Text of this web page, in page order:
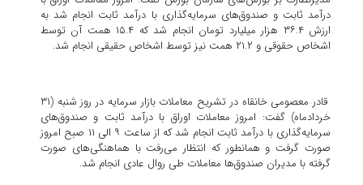
درآمد ثابت و صندوق‌های سرمایه‌گذاری با درآمد ثابت انجام شد به
ارزش ۳۶.۴ هزار میلیارد تومان انجام شد که ۱۵.۴ همت آن توسط
اشخاص حقوقی و ۲۱.۲ همت نیز توسط اشخاص حقیقی انجام شد.
قادر معصومی خانقاه در تشریح معاملات بازار سرمایه در روز شنبه (۳۱
خردادماه) گفت: امروز معاملات اوراق با درآمد ثابت و صندوق‌های
سرمایه‌گذاری با درآمد ثابت انجام شد که از ساعت ۹ الی ۱۱ صبح امروز
صورت گرفت و همانطور که انتظار می‌رفت با هماهنگی‌های صورت
گرفته با مدیران صندوق‌ها معاملات طی روال عادی انجام شد.